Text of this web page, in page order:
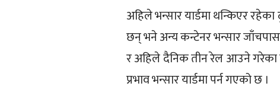
अहिले भन्सार यार्डमा थन्किएर
छन् भने अन्य कन्टेनर भन्सार
र अहिले दैनिक तीन रेल आउने गरेका
प्रभाव भन्सार यार्डमा पर्न गएको छ ।